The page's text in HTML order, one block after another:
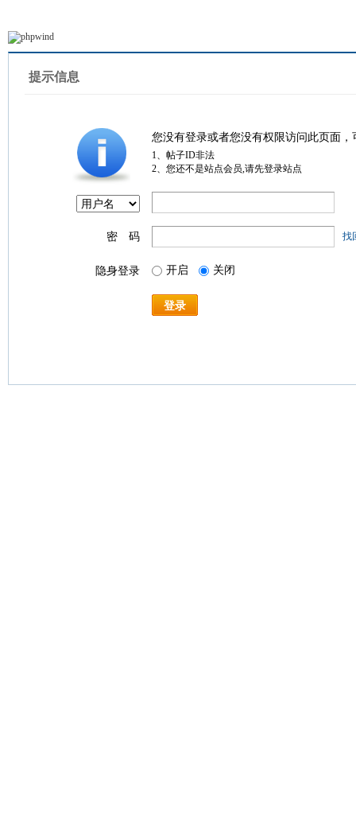
提示信息
您没有登录或者您没有权限访问此页面
1、帖子ID非法
2、您还不是站点会员,请先登录站点
密 码 找
隐身登录 开启 关闭
登录